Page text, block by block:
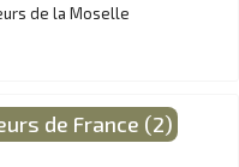
de la Moselle
de France (2)